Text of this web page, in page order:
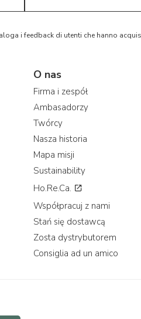
i feedback di utenti che hanno
O nas
Firma i zespół
Ambasadorzy
Twórcy
Nasza historia
Mapa misji
Sustainability
Ho.Re.Ca.
Współpracuj z nami
Stań się dostawcą
Zosta dystrybutorem
Consiglia ad un amico